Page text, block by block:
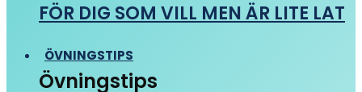
FÖR DIG SOM VILL MEN ÄR LITE LAT
ÖVNINGSTIPS
Övningstips